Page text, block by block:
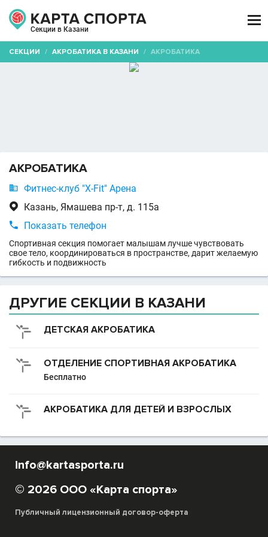
Секции в Казани

СЕКЦИИ / АКРОБАТИКА В КАЗАНИ / АКРОБАТИКА
АКРОБАТИКА
 Фитнес-клуб "X-Fit" Арена
 Казань, Ямашева пр-т, д. 115а
 Показать телефон
Спортивная секция помогает малышам лучше чувствовать
свое тело, координироваться в пространстве, дарит желаемую
гибкость и подвижность
ДРУГИЕ СЕКЦИИ В КАЗАНИ
ДЕТСКАЯ АКРОБАТИКА
ОТДЕЛЕНИЕ СПОРТИВНАЯ АКРОБАТИКА
Бесплатно
АКРОБАТИКА ДЛЯ ДЕТЕЙ И ВЗРОСЛЫХ
info@kartasporta.ru
© 2026 ООО «Карта спорта»
Публичный лицензионный договор-оферта